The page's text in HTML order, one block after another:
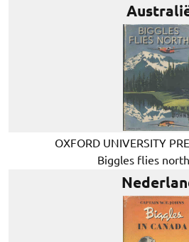
OXFORD UNIVERSITY
Biggles flies